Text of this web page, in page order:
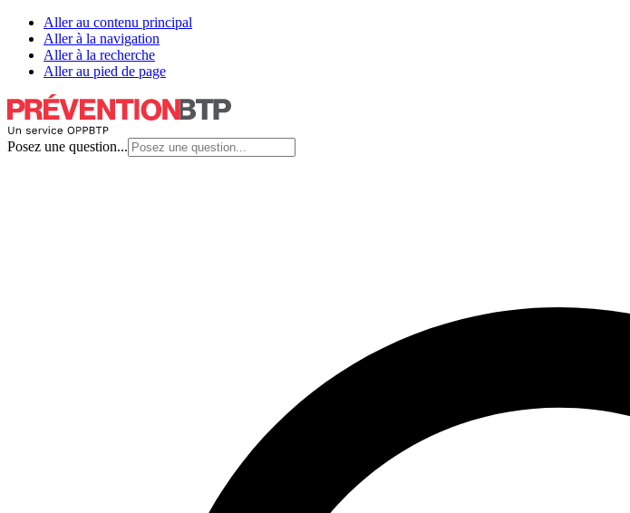
Aller au contenu principal
Aller à la navigation
Aller à la recherche
Aller au pied de page
Posez une question...